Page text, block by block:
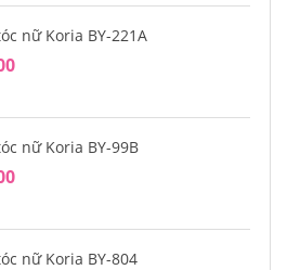
nữ Koria BY-221A
nữ Koria BY-99B
nữ Koria BY-804